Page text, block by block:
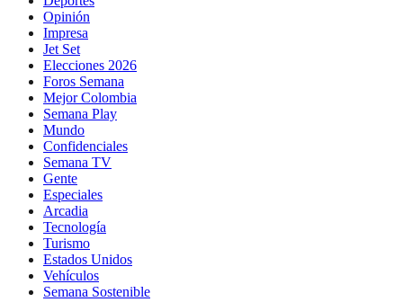
Opinión
Impresa
Jet Set
Elecciones 2026
Foros Semana
Mejor Colombia
Semana Play
Mundo
Confidenciales
Semana TV
Gente
Especiales
Arcadia
Tecnología
Turismo
Estados Unidos
Vehículos
Semana Sostenible